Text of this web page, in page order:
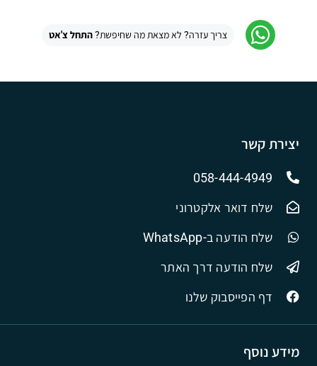
צריך עזרה? לא מצאת מה שחיפשת?התחל צ'אט
מידע נוסף
יצירת קשר
058-444-4949
שלח דואר אלקטרוני
שלח הודעה ב-WhatsApp
שלח הודעה דרך האתר
דף הפייסבוק שלנו